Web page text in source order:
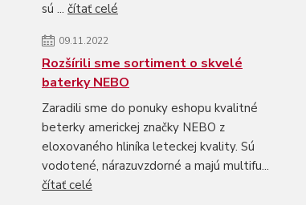
sú ... čítať celé
09.11.2022
Rozšírili sme sortiment o skvelé
baterky NEBO
Zaradili sme do ponuky eshopu kvalitné
beterky americkej značky NEBO z
eloxovaného hliníka leteckej kvality. Sú
vodotené, nárazuvzdorné a majú multifu...
čítať celé